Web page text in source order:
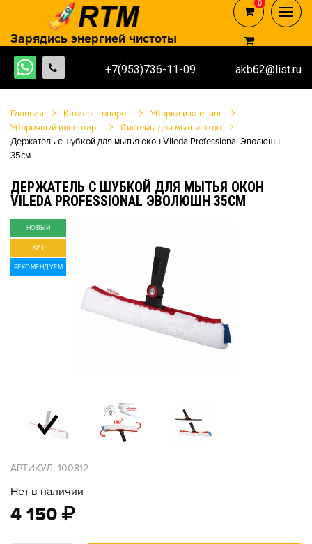
+7(953)736-11-09 akb62@list.ru
Зарядись энергией чистоты
0
0
Главная Каталог товаров
Уборка и клининг
Уборочный инвентарь
Системы для мытья окон
Держатель с шубкой для мытья окон Vileda Professional Эволюшн
35см
ДЕРЖАТЕЛЬ С ШУБКОЙ ДЛЯ МЫТЬЯ ОКОН
VILEDA PROFESSIONAL ЭВОЛЮШН 35СМ
НОВЫЙ
ХИТ
РЕКОМЕНДУЕМ
АРТИКУЛ: 100812
Нет в наличии
4 150